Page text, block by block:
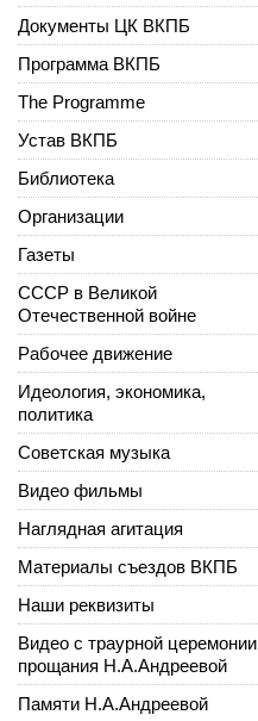
Документы ЦК ВКПБ
Программа ВКПБ
The Programme
Устав ВКПБ
Библиотека
Организации
Газеты
СССР в Великой
Отечественной войне
Рабочее движение
Идеология, экономика,
политика
Советская музыка
Видео фильмы
Наглядная агитация
Материалы съездов ВКПБ
Наши реквизиты
Видео с траурной церемонии
прощания Н.А.Андреевой
Памяти Н.А.Андреевой